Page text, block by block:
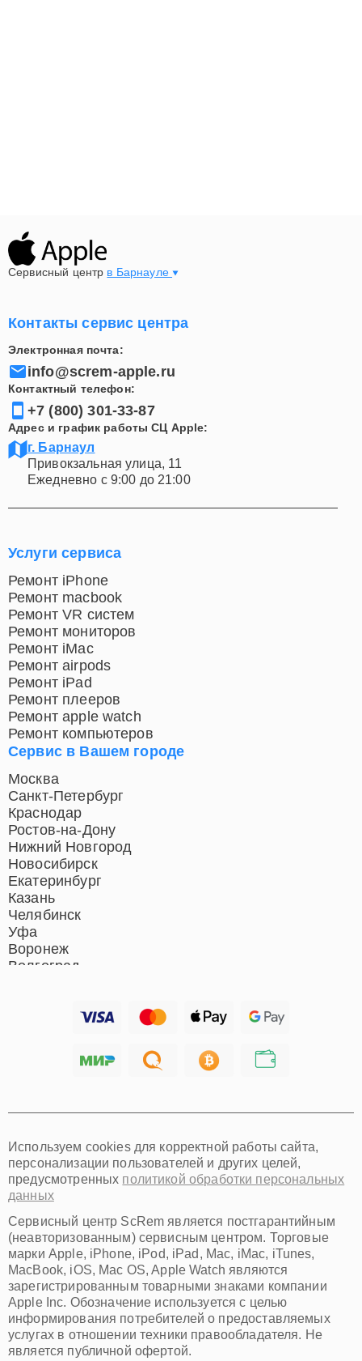
Сервисный центр в Барнауле
Контакты сервис центра
Электронная почта:
info@screm-apple.ru
Контактный телефон:
+7 (800) 301-33-87
Адрес и график работы СЦ Apple:
г. Барнаул
Привокзальная улица, 11
Ежедневно с 9:00 до 21:00
Сервис в Вашем городе
Москва
Санкт-Петербург
Краснодар
Ростов-на-Дону
Нижний Новгород
Новосибирск
Екатеринбург
Казань
Челябинск
Уфа
Воронеж
Волгоград
Хабаровск
Омск
Красноярск
Пермь
Ульяновск
Киров
Архангельск
Астрахань
Белгород
Благовещенск
Брянск
Владивосток
Владикавказ
Владимир
Услуги сервиса
Ремонт iPhone
Ремонт macbook
Ремонт VR систем
Ремонт мониторов
Ремонт iMac
Ремонт airpods
Ремонт iPad
Ремонт плееров
Ремонт apple watch
Ремонт компьютеров
Используем cookies для корректной работы сайта,
персонализации пользователей и других целей,
предусмотренных политикой обработки персональных
данных
Сервисный центр ScRem является постгарантийным
(неавторизованным) сервисным центром. Торговые
марки Apple, iPhone, iPod, iPad, Mac, iMac, iTunes,
MacBook, iOS, Mac OS, Apple Watch являются
зарегистрированным товарными знаками компании
Apple Inc. Обозначение используется с целью
информирования потребителей о предоставляемых
услугах в отношении техники правообладателя. Не
является публичной офертой.